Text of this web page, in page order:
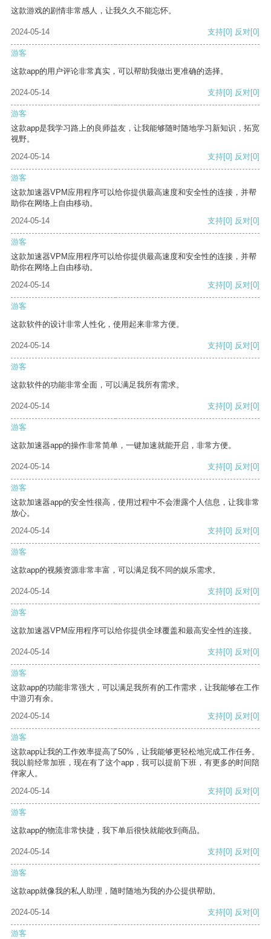
这款游戏的剧情非常感人，让我久久不能忘怀。
2024-05-14 支持[0] 反对[0]
游客
这款app的用户评论非常真实，可以帮助我做出更准确的选择。
2024-05-14 支持[0] 反对[0]
游客
这款app是我学习路上的良师益友，让我能够随时随地学习新知识，拓宽
视野。
2024-05-14
支持[0] 反对[0]
游客
这款加速器VPM应用程序可以给你提供最高速度和安全性的连接，并帮
助你在网络上自由移动。
2024-05-14
支持[0] 反对[0]
游客
这款加速器VPM应用程序可以给你提供最高速度和安全性的连接，并帮
助你在网络上自由移动。
2024-05-14
支持[0] 反对[0]
游客
这款软件的设计非常人性化，使用起来非常方便。
2024-05-14 支持[0] 反对[0]
游客
这款软件的功能非常全面，可以满足我所有需求。
2024-05-14 支持[0] 反对[0]
游客
这款加速器app的操作非常简单，一键加速就能开启，非常方便。
2024-05-14 支持[0] 反对[0]
游客
这款加速器app的安全性很高，使用过程中不会泄露个人信息，让我非常
放心。
2024-05-14
支持[0] 反对[0]
游客
这款app的视频资源非常丰富，可以满足我不同的娱乐需求。
2024-05-14 支持[0] 反对[0]
游客
这款加速器VPM应用程序可以给你提供全球覆盖和最高安全性的连接。
2024-05-14 支持[0] 反对[0]
游客
这款app的功能非常强大，可以满足我所有的工作需求，让我能够在工作
中游刃有余。
2024-05-14
支持[0] 反对[0]
游客
这款app让我的工作效率提高了50%，让我能够更轻松地完成工作任务。
我以前经常加班，现在有了这个app，我可以提前下班，有更多的时间陪
伴家人。
2024-05-14
支持[0] 反对[0]
游客
这款app的物流非常快捷，我下单后很快就能收到商品。
2024-05-14 支持[0] 反对[0]
游客
这款app就像我的私人助理，随时随地为我的办公提供帮助。
2024-05-14 支持[0] 反对[0]
游客